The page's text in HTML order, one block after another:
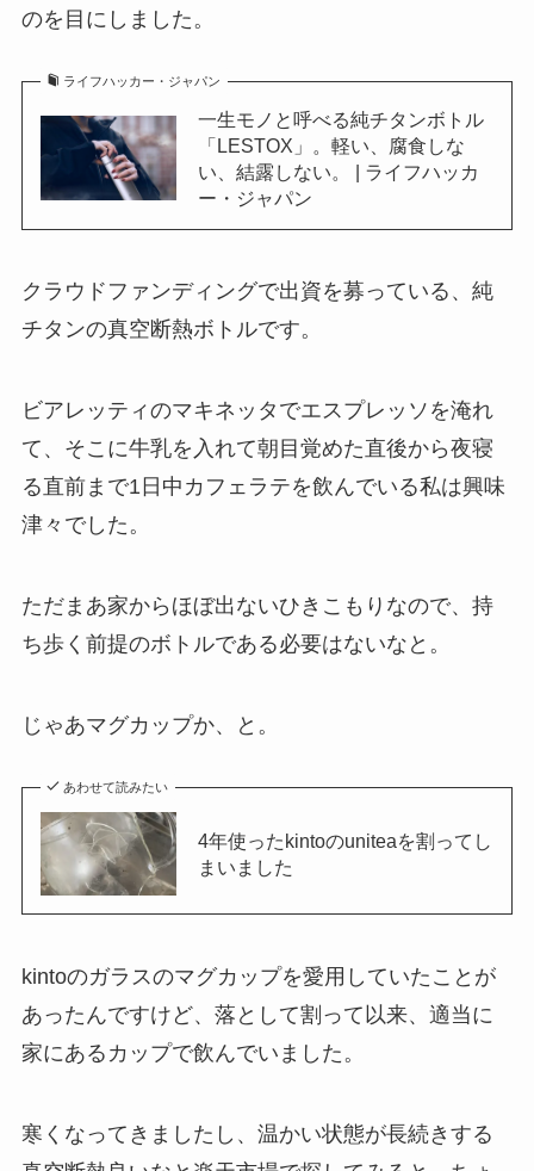
のを目にしました。
ライフハッカー・ジャパン
一生モノと呼べる純チタンボトル
「LESTOX」。軽い、腐食しな
い、結露しない。 | ライフハッカ
ー・ジャパン
クラウドファンディングで出資を募っている、純
チタンの真空断熱ボトルです。
ビアレッティのマキネッタでエスプレッソを淹れ
て、そこに牛乳を入れて朝目覚めた直後から夜寝
る直前まで1日中カフェラテを飲んでいる私は興味
津々でした。
ただまあ家からほぼ出ないひきこもりなので、持
ち歩く前提のボトルである必要はないなと。
じゃあマグカップか、と。
あわせて読みたい
4年使ったkintoのuniteaを割ってし
まいました
kintoのガラスのマグカップを愛用していたことが
あったんですけど、落として割って以来、適当に
家にあるカップで飲んでいました。
寒くなってきましたし、温かい状態が長続きする